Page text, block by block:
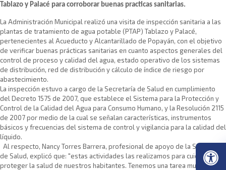
Tablazo y Palacé para corroborar buenas practicas sanitarias.
La Administración Municipal realizó una visita de inspección sanitaria a las
plantas de tratamiento de agua potable (PTAP) Tablazo y Palacé,
pertenecientes al Acueducto y Alcantarillado de Popayán, con el objetivo
de verificar buenas prácticas sanitarias en cuanto aspectos generales del
control de proceso y calidad del agua, estado operativo de los sistemas
de distribución, red de distribución y cálculo de índice de riesgo por
abastecimiento.
La inspección estuvo a cargo de la Secretaría de Salud en cumplimiento
del Decreto 1575 de 2007, que establece el Sistema para la Protección y
Control de la Calidad del Agua para Consumo Humano, y la Resolución 2115
de 2007 por medio de la cual se señalan características, instrumentos
básicos y frecuencias del sistema de control y vigilancia para la calidad del
líquido.
Al respecto, Nancy Torres Barrera, profesional de apoyo de la Secretaría
de Salud, explicó que: "estas actividades las realizamos para cuidar y
proteger la salud de nuestros habitantes. Tenemos una tarea muy